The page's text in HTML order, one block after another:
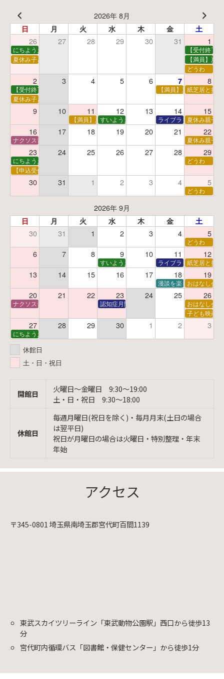
2026年 8月
日 月 火 水 木 金 土
26 27 28 29 30 31 1
にちようえほん
【受付終了
夏休み子ども映画会
【満員】夏
どうわ
2 3 4 5 6 7 8
【受付終了】親子で挑戦！調べ学習ワークショップ 【満員】夏休み科学あ
紙芝居と折
夏休み子ども平和映画会
9 10 11 12 13 14 15
【満員】夏休みおはなし工作会
すいようえほん ライブラリーシアター
夏休み親子
16 17 18 19 20 21 22
ナクソス音楽会 第5回 NHK交響楽団創立100年 夏休み親子
23 24 25 26 27 28 29
にちようえほん
どうわ
【申込受付中】ゆうべのこわ～いおはなし会
30 31 1 2 3 4 5
どうわ
2026年 9月
日 月 火 水 木 金 土
30 31 1 2 3 4 5
どうわ
6 7 8 9 10 11 12
すいようえほん ライブラリーシアター
紙芝居と折
13 14 15 16 17 18 19
漫談を楽しむ会 ～漫談
おはなし会
20 21 22 23 24 25 26
ナクソス音楽会 第6回 宇宙を感じるクラシック認知症月間 特別映画会「調査屋マオさんの恋
おはなし会
子ども映画会
27 28 29 30 1 2 3
にちようえほん
休館日
土・日・祝日
開館日
火曜日〜金曜日 9:30〜19:00
土・日・祝日 9:30〜18:00
休館日
毎週月曜日(祝日を除く)・毎月月末(土日の場合
は翌平日)
祝日が月曜日の場合は火曜日・特別整理・年末
年始
アクセス
〒345-0801 埼玉県南埼玉郡宮代町百間1139
東武スカイツリーライン「東武動物公園駅」西口から徒歩13
分
宮代町内循環バス「図書館・保健センター」から徒歩1分